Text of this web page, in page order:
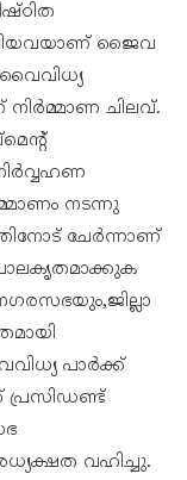
ജൈവ
ചിലവ്.
നടന്നു
ചേർന്നാണ്
പാർക്ക്
പ്രസിഡണ്ട്
വഹിച്ചു.